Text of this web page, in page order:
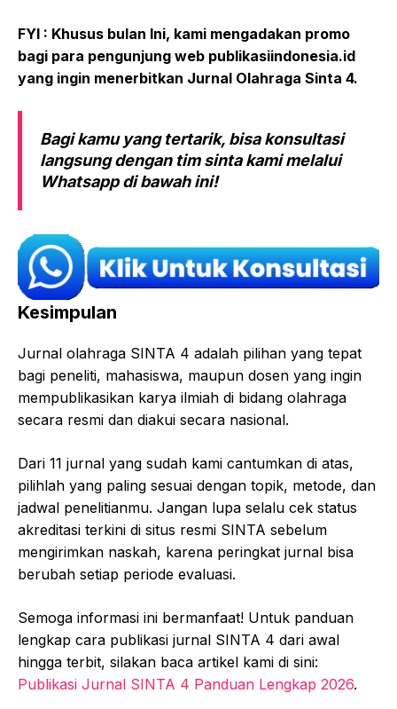
FYI : Khusus bulan Ini, kami mengadakan promo
bagi para pengunjung web publikasiindonesia.id
yang ingin menerbitkan Jurnal Olahraga Sinta 4.
Bagi kamu yang tertarik, bisa konsultasi
langsung dengan tim sinta kami melalui
Whatsapp di bawah ini!
Kesimpulan
Jurnal olahraga SINTA 4 adalah pilihan yang tepat
bagi peneliti, mahasiswa, maupun dosen yang ingin
mempublikasikan karya ilmiah di bidang olahraga
secara resmi dan diakui secara nasional.
Dari 11 jurnal yang sudah kami cantumkan di atas,
pilihlah yang paling sesuai dengan topik, metode, dan
jadwal penelitianmu. Jangan lupa selalu cek status
akreditasi terkini di situs resmi SINTA sebelum
mengirimkan naskah, karena peringkat jurnal bisa
berubah setiap periode evaluasi.
Semoga informasi ini bermanfaat! Untuk panduan
lengkap cara publikasi jurnal SINTA 4 dari awal
hingga terbit, silakan baca artikel kami di sini:
Publikasi Jurnal SINTA 4 Panduan Lengkap 2026.